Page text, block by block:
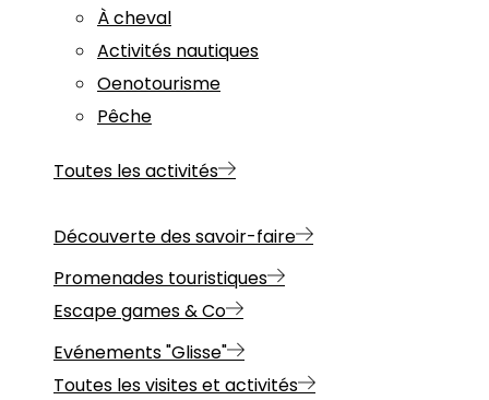
À cheval
Activités nautiques
Oenotourisme
Pêche
Toutes les activités
Découverte des savoir-faire
Promenades touristiques
Escape games & Co
Evénements "Glisse"
Toutes les visites et activités